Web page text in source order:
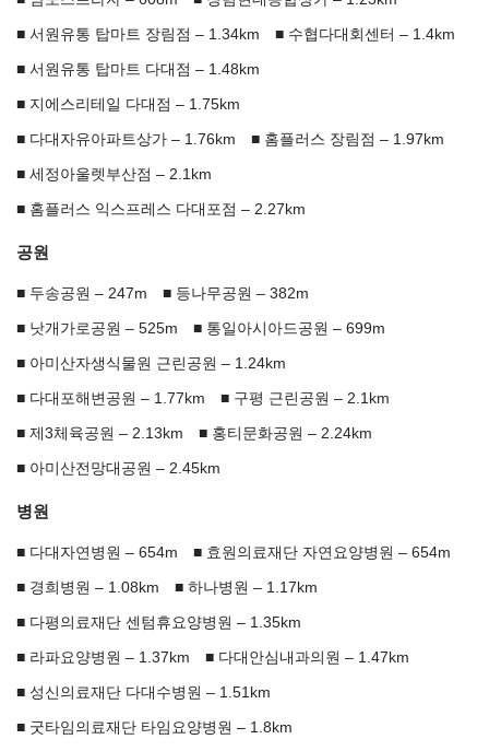
서원유통 탑마트 장림점 – 1.34km 수협다대회센터 – 1.4km
서원유통 탑마트 다대점 – 1.48km
지에스리테일 다대점 – 1.75km
다대자유아파트상가 – 1.76km 홈플러스 장림점 – 1.97km
세정아울렛부산점 – 2.1km
홈플러스 익스프레스 다대포점 – 2.27km
공원
두송공원 – 247m 등나무공원 – 382m
낫개가로공원 – 525m 통일아시아드공원 – 699m
아미산자생식물원 근린공원 – 1.24km
다대포해변공원 – 1.77km 구평 근린공원 – 2.1km
제3체육공원 – 2.13km 홍티문화공원 – 2.24km
아미산전망대공원 – 2.45km
병원
다대자연병원 – 654m 효원의료재단 자연요양병원 – 654m
경희병원 – 1.08km 하나병원 – 1.17km
다평의료재단 센텀휴요양병원 – 1.35km
라파요양병원 – 1.37km 다대안심내과의원 – 1.47km
성신의료재단 다대수병원 – 1.51km
굿타임의료재단 타임요양병원 – 1.8km